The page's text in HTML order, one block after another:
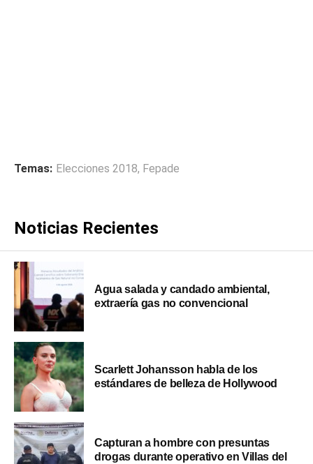
Temas: Elecciones 2018, Fepade
Noticias Recientes
Agua salada y candado ambiental,
extraería gas no convencional
Scarlett Johansson habla de los
estándares de belleza de Hollywood
Capturan a hombre con presuntas
drogas durante operativo en Villas del